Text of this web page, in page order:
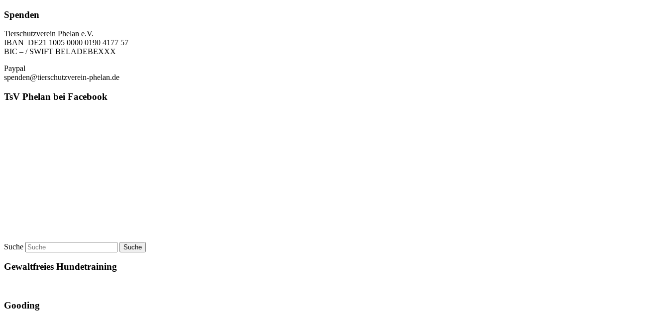
Spenden
Tierschutzverein Phelan e.V.
IBAN DE21 1005 0000 0190 4177 57
BIC – / SWIFT BELADEBEXXX
Paypal
spenden@tierschutzverein-phelan.de
TsV Phelan bei Facebook
Suche
Gewaltfreies Hundetraining
Gooding